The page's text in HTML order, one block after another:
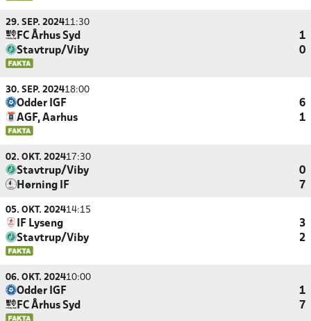
29. SEP. 202411:30
FC Århus Syd
1
Stavtrup/Viby
0
30. SEP. 202418:00
Odder IGF
6
AGF, Aarhus
1
02. OKT. 202417:30
Stavtrup/Viby
0
Hørning IF
7
05. OKT. 202414:15
IF Lyseng
3
Stavtrup/Viby
2
06. OKT. 202410:00
Odder IGF
1
FC Århus Syd
7